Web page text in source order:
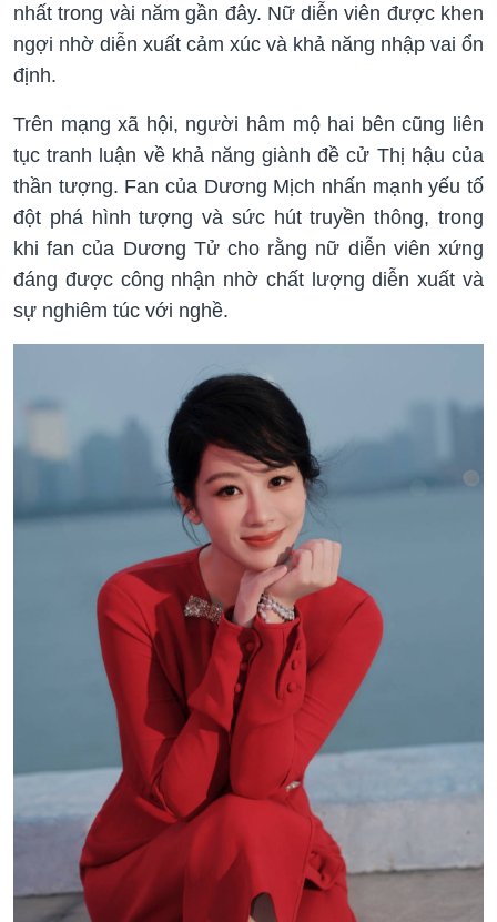
nhất trong vài năm gần đây. Nữ diễn viên được khen
ngợi nhờ diễn xuất cảm xúc và khả năng nhập vai ổn
định.
Trên mạng xã hội, người hâm mộ hai bên cũng liên
tục tranh luận về khả năng giành đề cử Thị hậu của
thần tượng. Fan của Dương Mịch nhấn mạnh yếu tố
đột phá hình tượng và sức hút truyền thông, trong
khi fan của Dương Tử cho rằng nữ diễn viên xứng
đáng được công nhận nhờ chất lượng diễn xuất và
sự nghiêm túc với nghề.